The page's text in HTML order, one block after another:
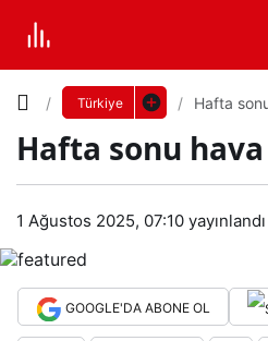
Türkiye Hafta
Hafta sonu
1 Ağustos 2025, 07:10 yayınlandı
GOOGLE'DA ABONE OL
Haft
a
Yazı
Boyutunu
Ayarla
Küçük 100% Dev